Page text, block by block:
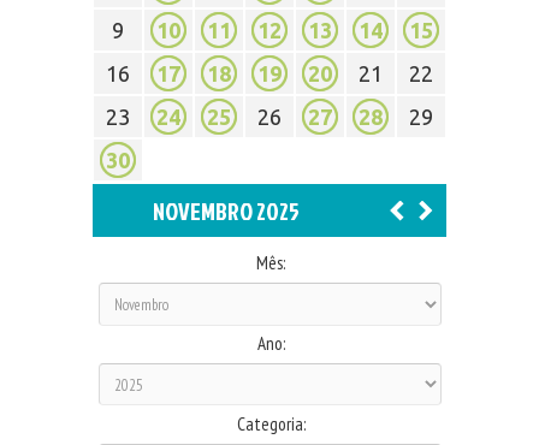
9
10 11 12 13 14
15
16
17 18 19 20 21
22
23
24 25 26 27 28
29
30
NOVEMBRO 2025
Mês:
Ano:
Categoria: